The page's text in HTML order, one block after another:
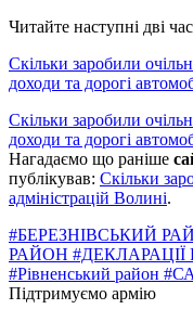
Читайте наступні дві
Скільки заробили
доходи та дорогі
Скільки заробили
доходи та дорогі
Нагадаємо що раніше
публікував: Скільки
адміністрацій Волині.
#БЕРЕЗНІВСЬКИЙ
РАЙОН
#Рівненський район
Підтримуємо армію